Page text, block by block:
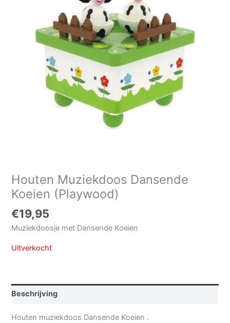
Houten Muziekdoos Dansende
Koeien (Playwood)
€19,95
Muziekdoosje met Dansende Koeien
Uitverkocht
Beschrijving
Houten muziekdoos Dansende Koeien .